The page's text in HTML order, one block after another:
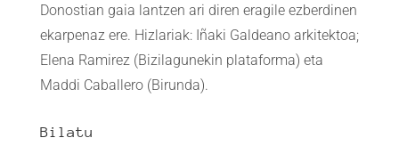
Donostian gaia lantzen ari diren eragile ezberdinen
ekarpenaz ere. Hizlariak: Iñaki Galdeano arkitektoa;
Elena Ramirez (Bizilagunekin plataforma) eta
Maddi Caballero (Birunda).
Bilatu